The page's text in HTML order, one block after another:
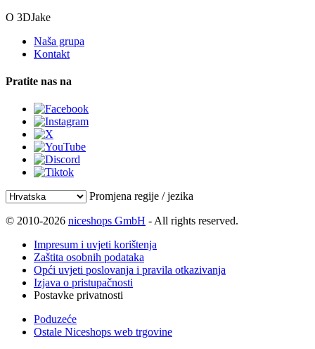
O 3DJake
Naša grupa
Kontakt
Pratite nas na
Promjena regije / jezika
© 2010-2026 niceshops GmbH - All rights reserved.
Impresum i uvjeti korištenja
Zaštita osobnih podataka
Opći uvjeti poslovanja i pravila otkazivanja
Izjava o pristupačnosti
Postavke privatnosti
Poduzeće
Ostale Niceshops web trgovine